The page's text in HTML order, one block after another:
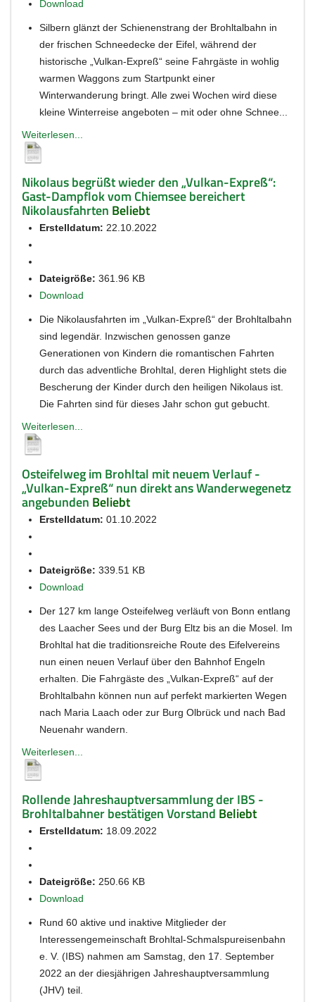
Download
Silbern glänzt der Schienenstrang der Brohltalbahn in
der frischen Schneedecke der Eifel, während der
historische „Vulkan-Expreß“ seine Fahrgäste in wohlig
warmen Waggons zum Startpunkt einer
Winterwanderung bringt. Alle zwei Wochen wird diese
kleine Winterreise angeboten – mit oder ohne Schnee...
Weiterlesen...
Nikolaus begrüßt wieder den „Vulkan-Expreß“:
Gast-Dampflok vom Chiemsee bereichert
Nikolausfahrten Beliebt
Erstelldatum: 22.10.2022
Dateigröße: 361.96 KB
Download
Die Nikolausfahrten im „Vulkan-Expreß“ der Brohltalbahn
sind legendär. Inzwischen genossen ganze
Generationen von Kindern die romantischen Fahrten
durch das adventliche Brohltal, deren Highlight stets die
Bescherung der Kinder durch den heiligen Nikolaus ist.
Die Fahrten sind für dieses Jahr schon gut gebucht.
Weiterlesen...
Osteifelweg im Brohltal mit neuem Verlauf -
„Vulkan-Expreß“ nun direkt ans Wanderwegenetz
angebunden Beliebt
Erstelldatum: 01.10.2022
Dateigröße: 339.51 KB
Download
Der 127 km lange Osteifelweg verläuft von Bonn entlang
des Laacher Sees und der Burg Eltz bis an die Mosel. Im
Brohltal hat die traditionsreiche Route des Eifelvereins
nun einen neuen Verlauf über den Bahnhof Engeln
erhalten. Die Fahrgäste des „Vulkan-Expreß“ auf der
Brohltalbahn können nun auf perfekt markierten Wegen
nach Maria Laach oder zur Burg Olbrück und nach Bad
Neuenahr wandern.
Weiterlesen...
Rollende Jahreshauptversammlung der IBS -
Brohltalbahner bestätigen Vorstand Beliebt
Erstelldatum: 18.09.2022
Dateigröße: 250.66 KB
Download
Rund 60 aktive und inaktive Mitglieder der
Interessengemeinschaft Brohltal-Schmalspureisenbahn
e. V. (IBS) nahmen am Samstag, den 17. September
2022 an der diesjährigen Jahreshauptversammlung
(JHV) teil.